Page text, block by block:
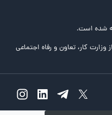
شده است.
وزارت کار، تعاون و رفاه اجتماعی